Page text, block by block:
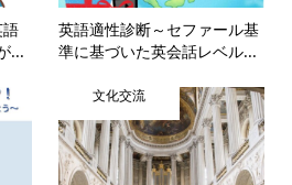
...
英語適性診断～セファール基
準に基づいた英会話レベル...
文化交流